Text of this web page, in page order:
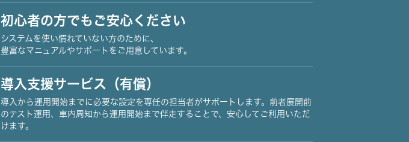
初心者の方でもご安心ください
システムを使い慣れていない方のために、
豊富なマニュアルやサポートをご用意しています。
導入支援サービス（有償）
導入から運用開始までに必要な設定を専任の担当者がサポートします。前者展開前
のテスト運用、車内周知から運用開始まで伴走することで、安心してご利用いただ
けます。